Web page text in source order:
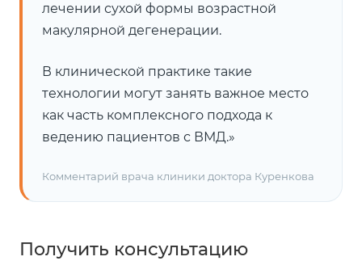
лечении сухой формы возрастной
макулярной дегенерации.
В клинической практике такие
технологии могут занять важное место
как часть комплексного подхода к
ведению пациентов с ВМД.»
Комментарий врача клиники доктора Куренкова
Получить консультацию